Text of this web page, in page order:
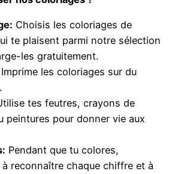
Choisis les coloriages de
te plaisent parmi notre sélection
les gratuitement.
Imprime les coloriages sur du
tes feutres, crayons de
peintures pour donner vie aux
Pendant que tu colores,
reconnaître chaque chiffre et à